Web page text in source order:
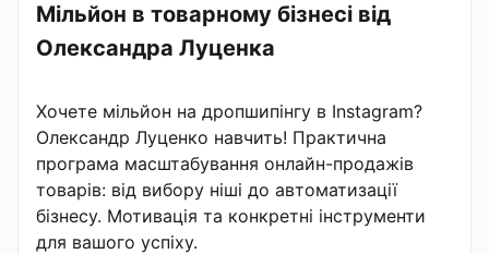
Мільйон в товарному бізнесі від
Олександра Луценка
Хочете мільйон на дропшипінгу в Instagram?
Олександр Луценко навчить! Практична
програма масштабування онлайн-продажів
товарів: від вибору ніші до автоматизації
бізнесу. Мотивація та конкретні інструменти
для вашого успіху.